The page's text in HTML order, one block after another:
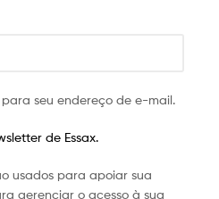
seu endereço de e-mail.
de Essax.
usados para apoiar sua
gerenciar o acesso à sua